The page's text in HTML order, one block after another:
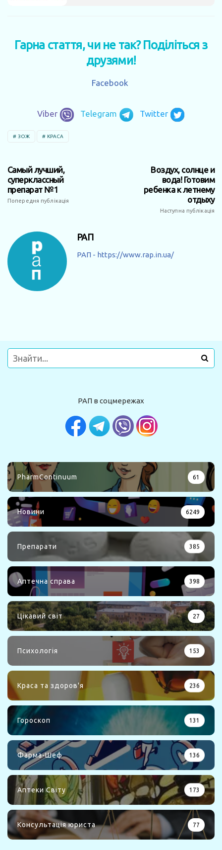
Гарна стаття, чи не так? Поділіться з
друзями!
Facebook
Viber Telegram Twitter
ЗОЖ КРАСА
Самый лучший,
суперклассный
препарат №1
Попередня публікація
Воздух, солнце и
вода! Готовим
ребенка к летнему
отдыху
Наступна публікація
РАП
РАП - https://www.rap.in.ua/
РАП в соцмережах
PharmContinuum 61
Новини 6249
Препарати 385
Аптечна справа 398
Цікавий світ 27
Психологія 153
Краса та здоров'я 236
Гороскоп 131
Фарма-Шеф 136
Аптеки Світу 173
Консультація юриста 77